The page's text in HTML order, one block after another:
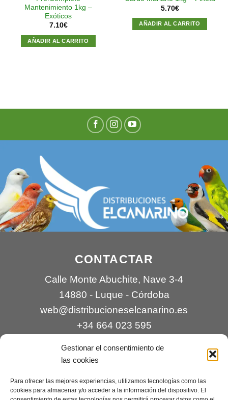
Gestionar el consentimiento de
las cookies
Para ofrecer las mejores experiencias, utilizamos tecnologías como las
cookies para almacenar y/o acceder a la información del dispositivo. El
Mantenimiento 1kg –
Exóticos
7.10€
AÑADIR AL CARRITO
5.70€
AÑADIR AL CARRITO
CONTACTAR
Calle Monte Abuchite, Nave 3-4
14880 - Luque - Córdoba
web@distribucioneselcanarino.es
+34 664 023 595